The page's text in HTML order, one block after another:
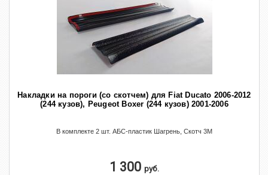
Накладки на пороги (со скотчем) для Fiat Ducato 2006-2012
(244 кузов), Peugeot Boxer (244 кузов) 2001-2006
В комплекте 2 шт. АБС-пластик Шагрень, Скотч 3М
1 300 руб.